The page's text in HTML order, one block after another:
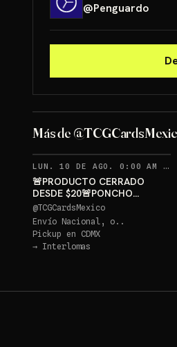
@Penguardo
Más de
Sorteo: PONCHO PIKACHU PSA 10 GRATIS →
LUN. 10 DE AGO. 0:00 AM ·
🚨PRODUCTO CERRADO
DESDE $20🚨PONCHO
PIKACHU PSA 10 GRATIS
@TCGCardsMexico
Envío Nacional, o..
Pickup en CDMX
→ Interlomas